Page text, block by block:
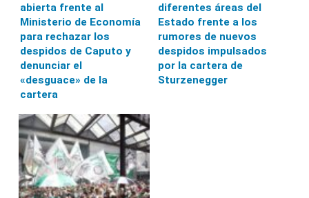
abierta frente al
Ministerio de Economía
para rechazar los
despidos de Caputo y
denunciar el
«desguace» de la
cartera
diferentes áreas del
Estado frente a los
rumores de nuevos
despidos impulsados
por la cartera de
Sturzenegger